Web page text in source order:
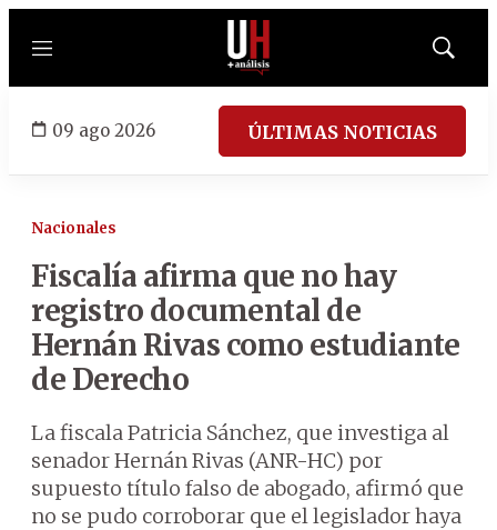
Menú
Mostrar
09 ago 2026 ÚLTIMAS NOTICIAS
Nacionales
Fiscalía afirma que no hay
registro documental de
Hernán Rivas como estudiante
de Derecho
La fiscala Patricia Sánchez, que investiga al
senador Hernán Rivas (ANR-HC) por
supuesto título falso de abogado, afirmó que
no se pudo corroborar que el legislador haya